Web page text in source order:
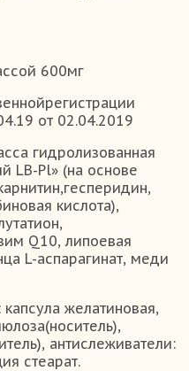
600мг
от 02.04.2019
гидролизованная
LB-Pl» (на основе
кислота),
Q10, липоевая
L-аспарагинат, меди
желатиновая,
антислеживатели:
стеарат.